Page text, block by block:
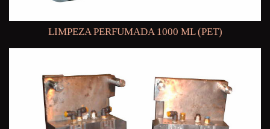
LIMPEZA PERFUMADA 1000 ML (PET)